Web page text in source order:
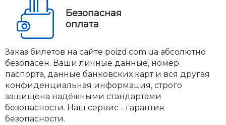
Безопасная
оплата
Заказ билетов на сайте poizd.com.ua абсолютно
безопасен. Ваши личные данные, номер
паспорта, данные банковских карт и вся другая
конфиденциальная информация, строго
защищена надёжными стандартами
безопасности. Наш сервис - гарантия
безопасности.